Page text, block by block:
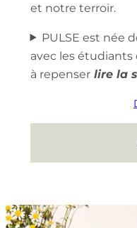
et notre terroir.
PULSE est née
avec les étudiants
à repenser